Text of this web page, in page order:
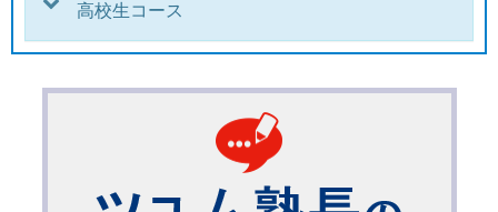
高校生コース